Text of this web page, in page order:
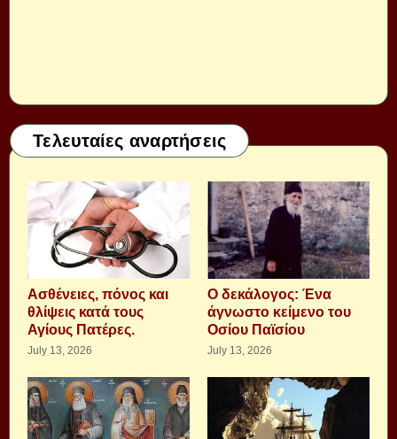
Τελευταίες αναρτήσεις
Aσθένειες, πόνος και
θλίψεις κατά τους
Αγίους Πατέρες.
July 13, 2026
Ο δεκάλογος: Ένα
άγνωστο κείμενο του
Οσίου Παϊσίου
July 13, 2026